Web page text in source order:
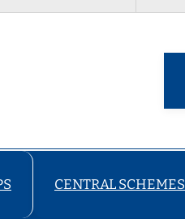
CENTRAL SCHEMES